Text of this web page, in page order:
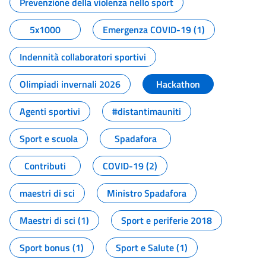
5x1000
Emergenza COVID-19 (1)
Indennità collaboratori sportivi
Olimpiadi invernali 2026
Hackathon
Agenti sportivi
#distantimauniti
Sport e scuola
Spadafora
Contributi
COVID-19 (2)
maestri di sci
Ministro Spadafora
Maestri di sci (1)
Sport e periferie 2018
Sport bonus (1)
Sport e Salute (1)